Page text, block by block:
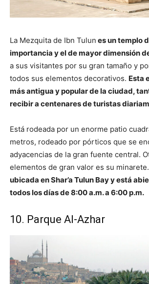
La Mezquita de Ibn Tulun es un templo
importancia y el de mayor dimensión
a sus visitantes por su gran tamaño y
todos sus elementos decorativos. Esta
más antigua y popular de la ciudad,
recibir a centenares de turistas
Está rodeada por un enorme patio
metros, rodeado por pórticos que se
adyacencias de la gran fuente central.
elementos de gran valor es su minarete.
ubicada en Shar’a Tulun Bay y está
todos los días de 8:00 a.m. a 6:00 p.m.
10. Parque Al-Azhar